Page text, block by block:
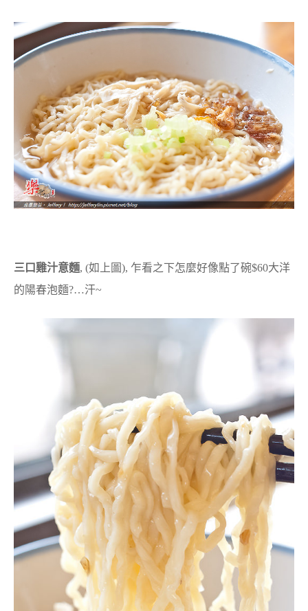
三口雞汁意麵, (如上圖), 乍看之下怎麼好像點了碗$60大洋
的陽春泡麵?…汗~